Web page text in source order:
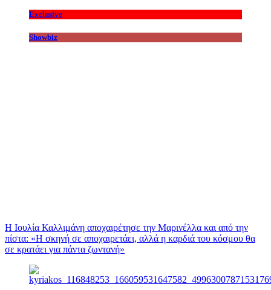
Exclusive
Showbiz
Η Ιουλία Καλλιμάνη αποχαιρέτησε την Μαρινέλλα και από την
πίστα: «H σκηνή σε αποχαιρετάει, αλλά η καρδιά του κόσμου θα
σε κρατάει για πάντα ζωντανή»